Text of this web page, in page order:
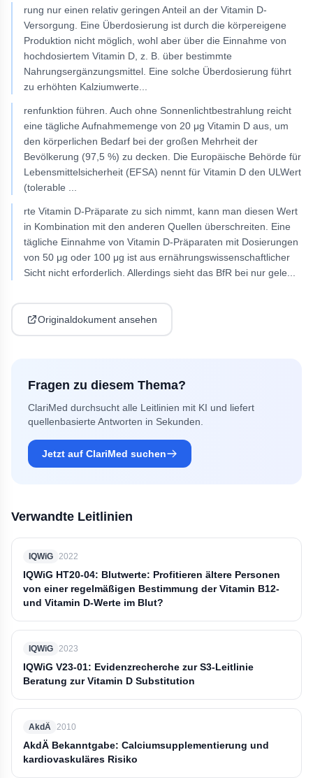
rung nur einen relativ geringen Anteil an der Vitamin D-
Versorgung. Eine Überdosierung ist durch die körpereigene
Produktion nicht möglich, wohl aber über die Einnahme von
hochdosiertem Vitamin D, z. B. über bestimmte
Nahrungsergänzungsmittel. Eine solche Überdosierung führt
zu erhöhten Kalziumwerte
renfunktion führen. Auch ohne Sonnenlichtbestrahlung reicht
eine tägliche Aufnahmemenge von 20 μg Vitamin D aus, um
den körperlichen Bedarf bei der großen Mehrheit der
Bevölkerung (97,5 %) zu decken. Die Europäische Behörde für
Lebensmittelsicherheit (EFSA) nennt für Vitamin D den ULWert
(tolerable
rte Vitamin D-Präparate zu sich nimmt, kann man diesen Wert
in Kombination mit den anderen Quellen überschreiten. Eine
tägliche Einnahme von Vitamin D-Präparaten mit Dosierungen
von 50 μg oder 100 μg ist aus ernährungswissenschaftlicher
Sicht nicht erforderlich. Allerdings sieht das BfR bei nur gele
Originaldokument ansehen
Fragen zu diesem Thema?
ClariMed durchsucht alle Leitlinien mit KI und liefert
quellenbasierte Antworten in Sekunden.
Jetzt auf ClariMed suchen
Verwandte Leitlinien
IQWiG 2022
IQWiG HT20-04: Blutwerte: Profitieren ältere Personen
von einer regelmäßigen Bestimmung der Vitamin B12-
und Vitamin D-Werte im Blut?
IQWiG 2023
IQWiG V23-01: Evidenzrecherche zur S3-Leitlinie
Beratung zur Vitamin D Substitution
AkdÄ 2010
AkdÄ Bekanntgabe: Calciumsupplementierung und
kardiovaskuläres Risiko